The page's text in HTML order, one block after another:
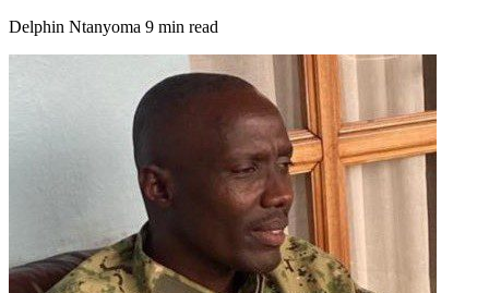
Delphin Ntanyoma 9 min read